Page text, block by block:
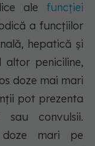
ale funcţiei
a funcţiilor
hepatică şi
altor peniciline,
doze mai mari
pot prezenta
sau convulsii.
doze mari pe